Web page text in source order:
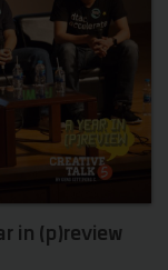
in (p)review